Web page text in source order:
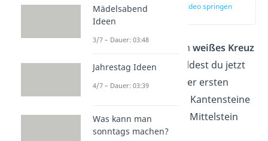
zur Stelle im Video springen
Nachdem du schon einweißes Kreuz
auf einer Seite hast, bildest du jetzt
eingelbes Kreuz
auf der ersten
Ebene. Alle vier gelben Kantensteine
sollen also den gelben Mittelstein
umgeben.
Mädelsabend
Ideen
3/7 – Dauer: 03:48
Jahrestag Ideen
4/7 – Dauer: 03:39
Was kann man
sonntags machen?